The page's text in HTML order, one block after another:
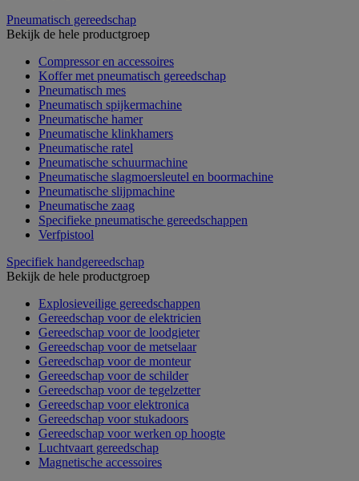
Pneumatisch gereedschap
Bekijk de hele productgroep
Compressor en accessoires
Koffer met pneumatisch gereedschap
Pneumatisch mes
Pneumatisch spijkermachine
Pneumatische hamer
Pneumatische klinkhamers
Pneumatische ratel
Pneumatische schuurmachine
Pneumatische slagmoersleutel en boormachine
Pneumatische slijpmachine
Pneumatische zaag
Specifieke pneumatische gereedschappen
Verfpistool
Specifiek handgereedschap
Bekijk de hele productgroep
Explosieveilige gereedschappen
Gereedschap voor de elektricien
Gereedschap voor de loodgieter
Gereedschap voor de metselaar
Gereedschap voor de monteur
Gereedschap voor de schilder
Gereedschap voor de tegelzetter
Gereedschap voor elektronica
Gereedschap voor stukadoors
Gereedschap voor werken op hoogte
Luchtvaart gereedschap
Magnetische accessoires